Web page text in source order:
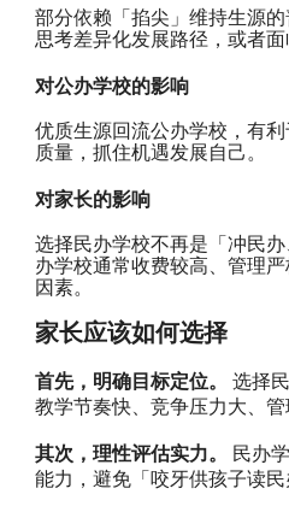
部分依赖「掐尖」维持生源
思考差异化发展路径，或者面
对公办学校的影响
优质生源回流公办学校，有
质量，抓住机遇发展自己。
对家长的影响
选择民办学校不再是「冲民
办学校通常收费较高、管理
因素。
家长应该如何选择
首先，明确目标定位。
选择
教学节奏快、竞争压力大、
其次，理性评估实力。
民办
能力，避免「咬牙供孩子读民